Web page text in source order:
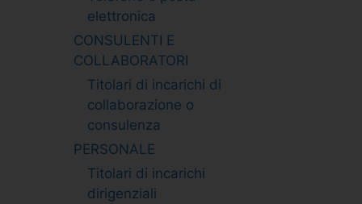
elettronica
CONSULENTI E
COLLABORATORI
Titolari di incarichi di
collaborazione o
consulenza
PERSONALE
Titolari di incarichi
dirigenziali